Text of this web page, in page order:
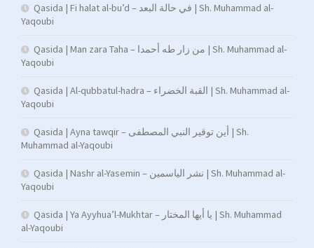
Qasida | Fi halat al-bu’d – في حالة البعد | Sh. Muhammad al-
Yaqoubi
Qasida | Man zara Taha – من زار طه أحمدا | Sh. Muhammad al-
Yaqoubi
Qasida | Al-qubbatul-hadra – القبة الخضراء | Sh. Muhammad al-
Yaqoubi
Qasida | Ayna tawqir – أين توقير النبي المصطفى | Sh.
Muhammad al-Yaqoubi
Qasida | Nashr al-Yasemin – نشر الياسمين | Sh. Muhammad al-
Yaqoubi
Qasida | Ya Ayyhua’l-Mukhtar – يا أيها المختار | Sh. Muhammad
al-Yaqoubi